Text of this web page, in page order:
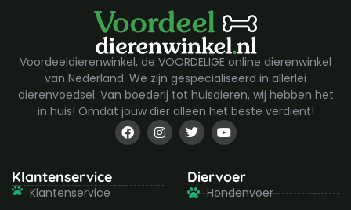
Voordeeldierenwinkel, de VOORDELIGE online dierenwinkel
van Nederland. We zijn gespecialiseerd in allerlei
dierenvoedsel. Van boederij tot huisdieren, wij hebben het
in huis! Omdat jouw dier alleen het beste verdient!
F
a
c
o
I
n
s
g
T
w
i
t
e
r
Y
o
u
u
b
e
Klantenservice
Klantenservice
Diervoer
Hondenvoer